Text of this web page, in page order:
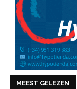
MEEST GELEZEN